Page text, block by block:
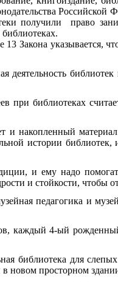
получили право
Закона указывается,
при библиотеках
и накопленный
истории
и ему надо
и стойкости, чтобы
педагогика и
каждый 4-ый
библиотека для
новом просторном